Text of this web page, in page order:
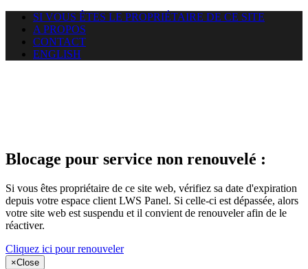
SI VOUS ÊTES LE PROPRIÉTAIRE DE CE SITE
A PROPOS
CONTACT
ENGLISH
Blocage pour service non renouvelé :
Si vous êtes propriétaire de ce site web, vérifiez sa date d'expiration
depuis votre espace client LWS Panel. Si celle-ci est dépassée, alors
votre site web est suspendu et il convient de renouveler afin de le
réactiver.
Cliquez ici pour renouveler
×Close